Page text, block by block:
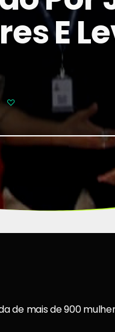
E
de mais de 900